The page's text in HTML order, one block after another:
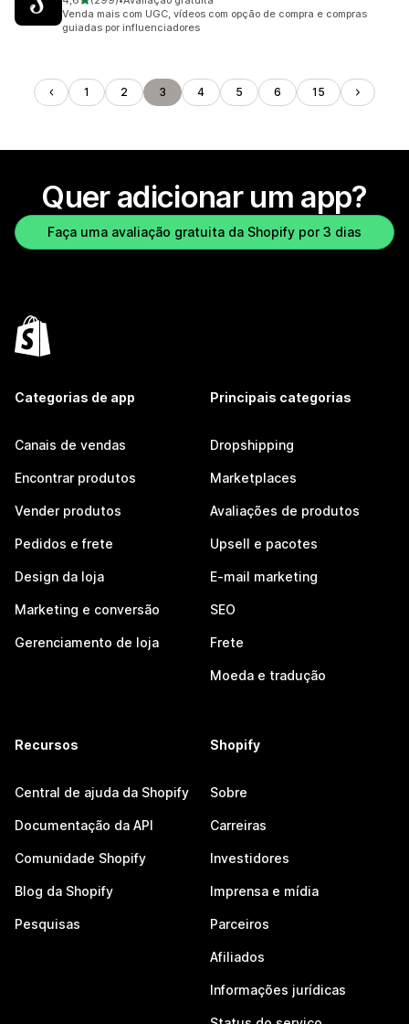
299 avaliações ao todo
Venda mais com UGC, vídeos com opção de compra e compras
guiadas por influenciadores
1 2 3 4 5 6 15
Quer adicionar um app?
Faça uma avaliação gratuita da Shopify por 3 dias
Categorias de app
Canais de vendas
Encontrar produtos
Vender produtos
Pedidos e frete
Design da loja
Marketing e conversão
Gerenciamento de loja
Principais categorias
Dropshipping
Marketplaces
Avaliações de produtos
Upsell e pacotes
E-mail marketing
SEO
Frete
Moeda e tradução
Recursos
Central de ajuda da Shopify
Documentação da API
Comunidade Shopify
Blog da Shopify
Pesquisas
Shopify
Sobre
Carreiras
Investidores
Imprensa e mídia
Parceiros
Afiliados
Informações jurídicas